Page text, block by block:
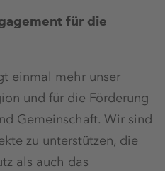
für die
einmal mehr unser
und für die Förderung
Gemeinschaft. Wir sind
zu unterstützen, die
als auch das